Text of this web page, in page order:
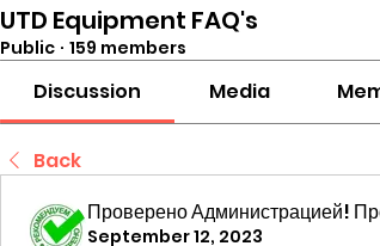
UTD Equipment FAQ's
Public · 159 members
Discussion Media
Back
Проверено Администрацией!
September 12, 2023